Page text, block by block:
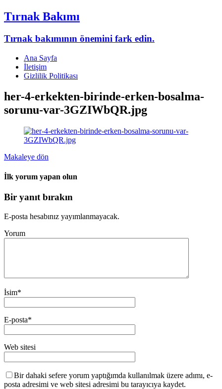
Tırnak Bakımı
Tırnak bakımının önemini fark edin.
Ana Sayfa
İletişim
Gizlilik Politikası
her-4-erkekten-birinde-erken-bosalma-
sorunu-var-3GZIWbQR.jpg
Makaleye dön
İlk yorum yapan olun
Bir yanıt bırakın
E-posta hesabınız yayımlanmayacak.
Yorum
İsim*
E-posta*
Web sitesi
Bir dahaki sefere yorum yaptığımda kullanılmak üzere adımı, e-
posta adresimi ve web sitesi adresimi bu tarayıcıya kaydet.